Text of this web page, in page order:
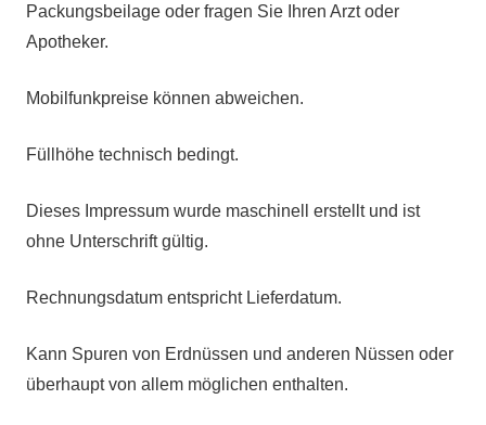
Packungsbeilage oder fragen Sie Ihren Arzt oder
Apotheker.
Mobilfunkpreise können abweichen.
Füllhöhe technisch bedingt.
Dieses Impressum wurde maschinell erstellt und ist
ohne Unterschrift gültig.
Rechnungsdatum entspricht Lieferdatum.
Kann Spuren von Erdnüssen und anderen Nüssen oder
überhaupt von allem möglichen enthalten.